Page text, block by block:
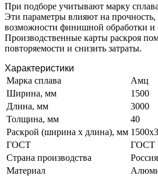
При подборе учитывают марку
Эти параметры влияют на прочность,
возможности финишной обработки и
Производственные карты раскроя
повторяемости и снизить затраты.
Характеристики
Марка сплава
Амц
Ширина, мм
1500
Длина, мм
3000
Толщина, мм
40
Раскрой (ширина х длина), мм
ГОСТ
ГОСТ
Страна производства
Россия
Материал